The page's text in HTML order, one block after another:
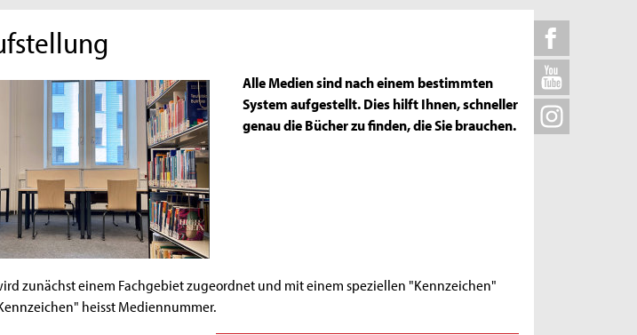
Alle Medien sind nach einem bestimmten
System aufgestellt. Dies hilft Ihnen, schneller
genau die Bücher zu finden, die Sie brauchen.
zunächst einem Fachgebiet zugeordnet und mit einem speziellen "Kennzeichen"
heisst Mediennummer.